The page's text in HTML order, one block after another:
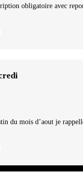
obligatoire avec
du mois d’aout je